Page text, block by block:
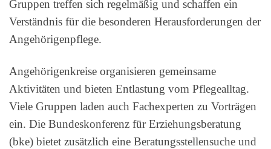
Gruppen treffen sich regelmäßig und schaffen ein
Verständnis für die besonderen Herausforderungen der
Angehörigenpflege.
Angehörigenkreise organisieren gemeinsame
Aktivitäten und bieten Entlastung vom Pflegealltag.
Viele Gruppen laden auch Fachexperten zu Vorträgen
ein. Die Bundeskonferenz für Erziehungsberatung
(bke) bietet zusätzlich eine Beratungsstellensuche und